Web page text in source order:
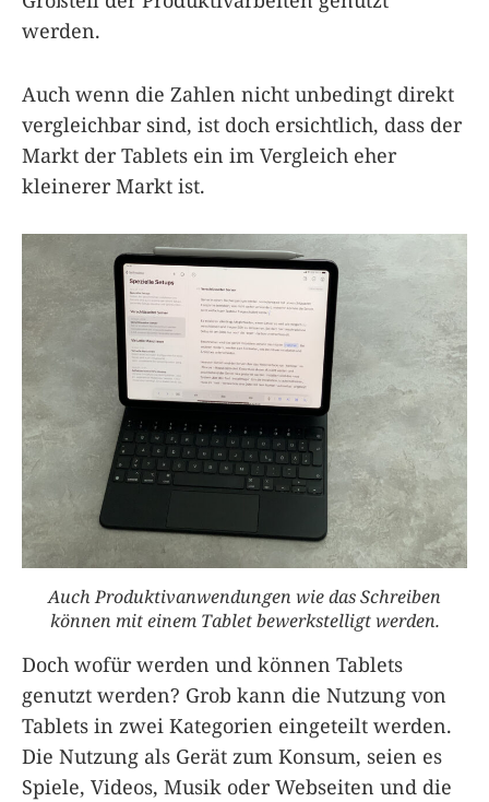
werden.
Auch wenn die Zahlen nicht unbedingt direkt
vergleichbar sind, ist doch ersichtlich, dass der
Markt der Tablets ein im Vergleich eher
kleinerer Markt ist.
Auch Produktivanwendungen wie das Schreiben
können mit einem Tablet bewerkstelligt werden.
Doch wofür werden und können Tablets
genutzt werden? Grob kann die Nutzung von
Tablets in zwei Kategorien eingeteilt werden.
Die Nutzung als Gerät zum Konsum, seien es
Spiele, Videos, Musik oder Webseiten und die